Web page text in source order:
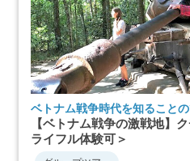
ベトナム戦争時代を知ること
【ベトナム戦争の激戦地】
ライフル体験可＞